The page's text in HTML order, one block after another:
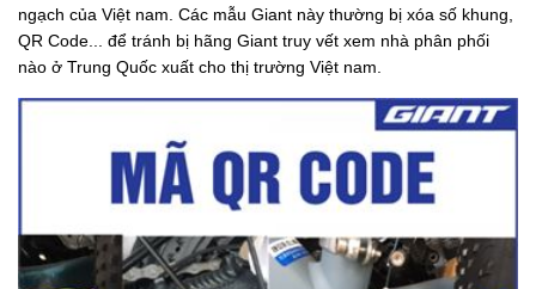
ngạch của Việt nam. Các mẫu Giant này thường bị xóa số khung,
QR Code... để tránh bị hãng Giant truy vết xem nhà phân phối
nào ở Trung Quốc xuất cho thị trường Việt nam.